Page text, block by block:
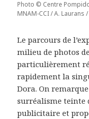
Photo © Centre
MNAM-CCI / A. Laurans
Le parcours de
milieu de photos
particulièrement
rapidement la
Dora. On
surréalisme teinte
publicitaire et